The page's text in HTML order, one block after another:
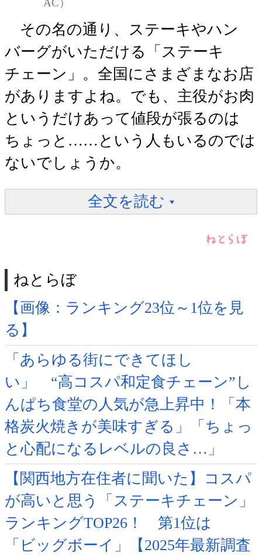
AC）
その名の通り、ステーキやハン
バーグがいただける「ステーキ
チェーン」。全国にさまざまなお店
がありますよね。でも、主役がお肉
というだけあって値段が張るのは
ちょっと……という人もいるのでは
ないでしょうか。
全文を読む
ねとらぼ
【画像：ランキング23位～1位を見
る】
「あらゆる街にできてほし
い」 “高コスパ和定食チェーン”し
んぱち食堂の人気が急上昇中！「本
格炭火焼きが美味すぎる」「ちょっ
と心配になるレベルの良さ…」
【関西地方在住者に聞いた】コスパ
が高いと思う「ステーキチェーン」
ランキングTOP26！ 第1位は
「ビッグボーイ」【2025年最新調査